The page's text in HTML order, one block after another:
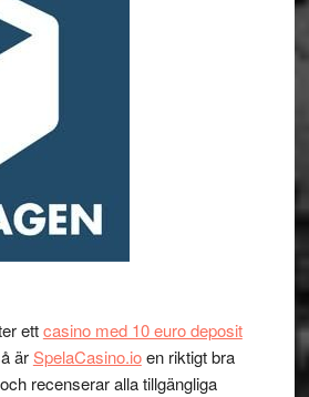
ettcasino med 10 euro deposit
ärSpelaCasino.ioen riktigt bra
recenserar alla tillgängliga